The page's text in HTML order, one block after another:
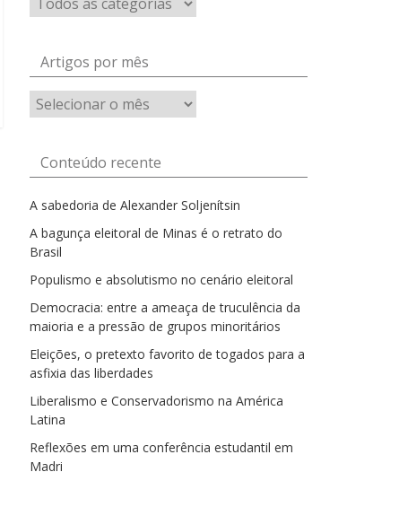
Artigos por mês
Artigos
por
Conteúdo recente
A sabedoria de Alexander Soljenítsin
A bagunça eleitoral de Minas é o retrato do
Brasil
Populismo e absolutismo no cenário eleitoral
Democracia: entre a ameaça de truculência da
maioria e a pressão de grupos minoritários
Eleições, o pretexto favorito de togados para a
asfixia das liberdades
Liberalismo e Conservadorismo na América
Latina
Reflexões em uma conferência estudantil em
Madri